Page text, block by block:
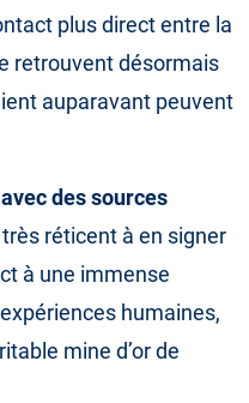
plus direct entre la
retrouvent désormais
auparavant peuvent
des sources
réticent à en signer
à une immense
humaines,
mine d’or de